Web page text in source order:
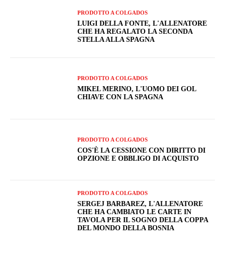
PRODOTTO A COLGADOS
LUIGI DELLA FONTE, L'ALLENATORE
CHE HA REGALATO LA SECONDA
STELLA ALLA SPAGNA
PRODOTTO A COLGADOS
MIKEL MERINO, L'UOMO DEI GOL
CHIAVE CON LA SPAGNA
PRODOTTO A COLGADOS
COS'È LA CESSIONE CON DIRITTO DI
OPZIONE E OBBLIGO DI ACQUISTO
PRODOTTO A COLGADOS
SERGEJ BARBAREZ, L'ALLENATORE
CHE HA CAMBIATO LE CARTE IN
TAVOLA PER IL SOGNO DELLA COPPA
DEL MONDO DELLA BOSNIA